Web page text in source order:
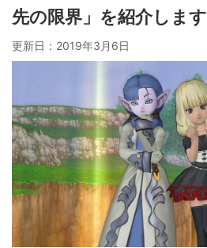
先の限界」を紹介します
更新日： 2019年3月6日